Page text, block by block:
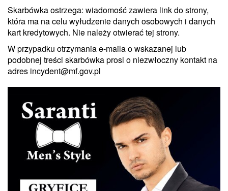
Skarbówka ostrzega: wiadomość zawiera link do strony,
która ma na celu wyłudzenie danych osobowych i danych
kart kredytowych. Nie należy otwierać tej strony.
W przypadku otrzymania e-maila o wskazanej lub
podobnej treści skarbówka prosi o niezwłoczny kontakt na
adres incydent@mf.gov.pl